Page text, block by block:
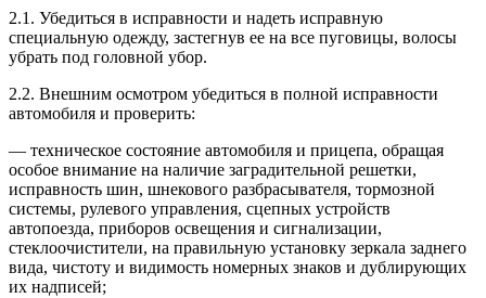
2.1. Убедиться в исправности и надеть исправную
специальную одежду, застегнув ее на все пуговицы, волосы
убрать под головной убор.
2.2. Внешним осмотром убедиться в полной исправности
автомобиля и проверить:
— техническое состояние автомобиля и прицепа, обращая
особое внимание на наличие заградительной решетки,
исправность шин, шнекового разбрасывателя, тормозной
системы, рулевого управления, сцепных устройств
автопоезда, приборов освещения и сигнализации,
стеклоочистители, на правильную установку зеркала заднего
вида, чистоту и видимость номерных знаков и дублирующих
их надписей;